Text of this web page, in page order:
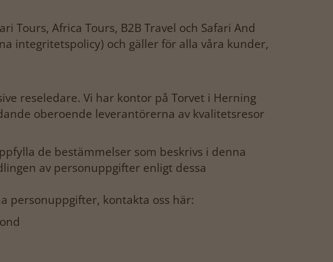
Tours, Africa Tours, B2B Travel och Safari And
integritetspolicy) och gäller för alla våra kunder,
reseledare. Vi har kontor på Torvet i Herning
oberoende leverantörerna av kvalitetsresor
de bestämmelser som beskrivs i denna
av personuppgifter enligt dessa
personuppgifter, kontakta oss här: